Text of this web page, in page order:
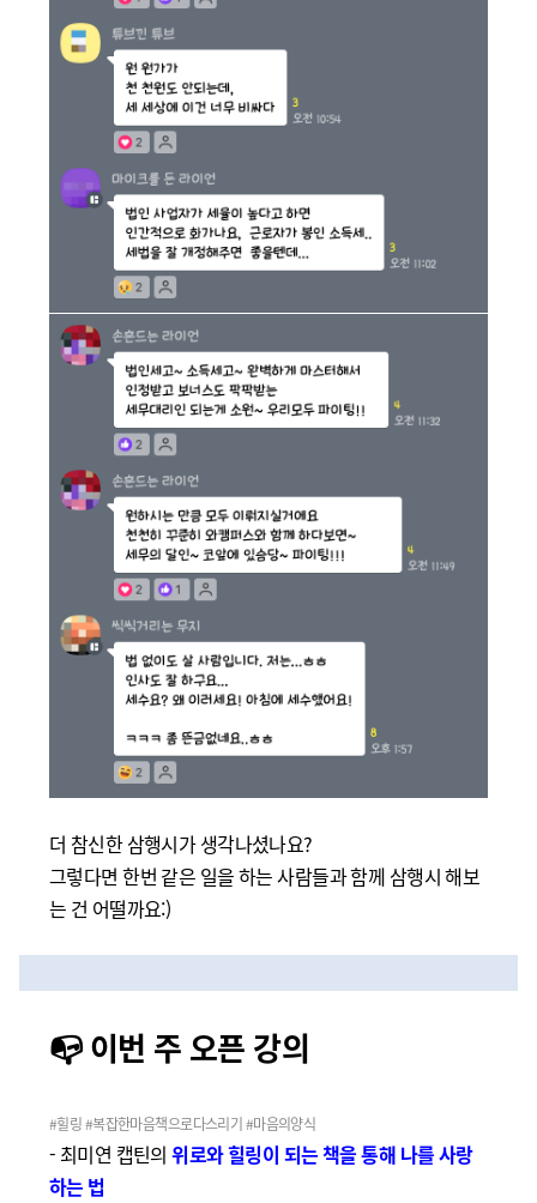
더 참신한 삼행시가 생각나셨나요?
그렇다면 한번 같은 일을 하는 사람들과 함께 삼행시 해보
는 건 어떨까요:)
📭 이번 주 오픈 강의
#힐링 #복잡한마음책으로다스리기 #마음의양식
- 최미연 캡틴의위로와 힐링이 되는 책을 통해 나를 사랑
하는 법